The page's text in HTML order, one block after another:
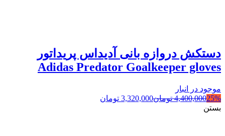
دستکش دروازه بانی آدیداس پریداتور
Adidas Predator Goalkeeper gloves
موجود در انبار
25%
4,400,000 تومان3,320,000 تومان
بستن